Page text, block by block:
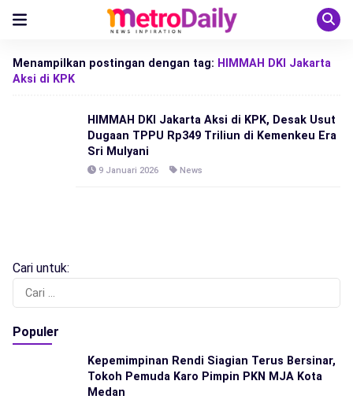
Menampilkan postingan dengan tag: HIMMAH DKI Jakarta
Aksi di KPK
HIMMAH DKI Jakarta Aksi di KPK, Desak Usut
Dugaan TPPU Rp349 Triliun di Kemenkeu Era
Sri Mulyani
9 Januari 2026 News
Cari untuk:
Populer
Kepemimpinan Rendi Siagian Terus Bersinar,
Tokoh Pemuda Karo Pimpin PKN MJA Kota
Medan